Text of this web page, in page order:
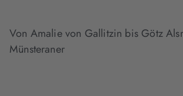
Von Amalie von Gallitzin bis Götz
Münsteraner